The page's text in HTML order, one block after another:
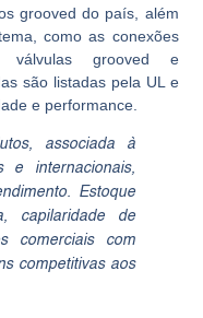
grooved do país, além
como as conexões
válvulas grooved e
são listadas pela UL e
e performance.
associada à
e internacionais,
Estoque
capilaridade de
comerciais com
competitivas aos